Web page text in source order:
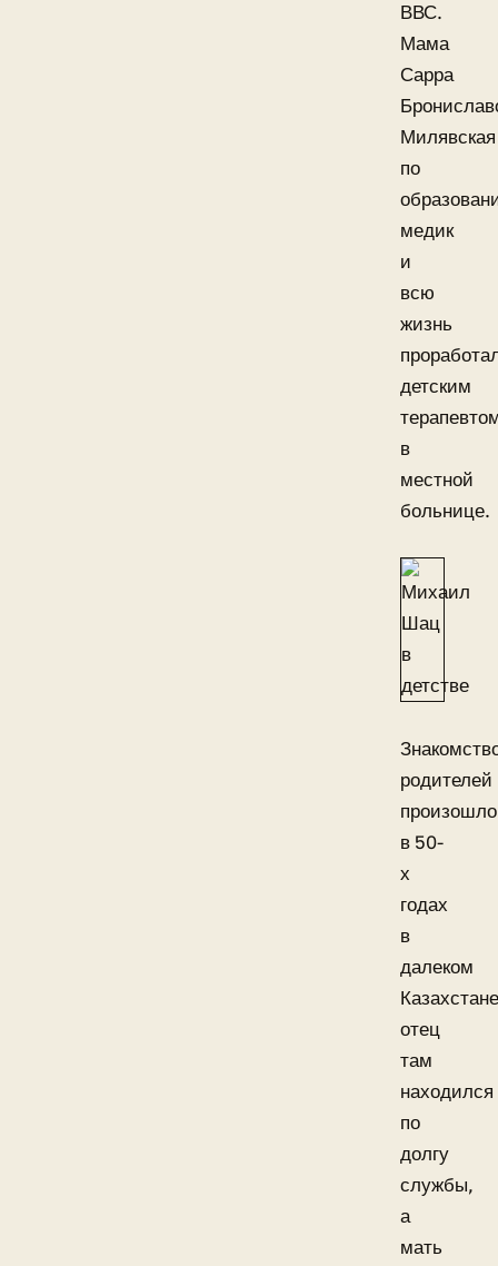
ВВС.
Мама
Сарра
Милявская
по
медик
и
всю
жизнь
детским
в
местной
больнице.
родителей
произошло
в 50-
х
годах
в
далеком
отец
там
находился
по
долгу
службы,
а
мать